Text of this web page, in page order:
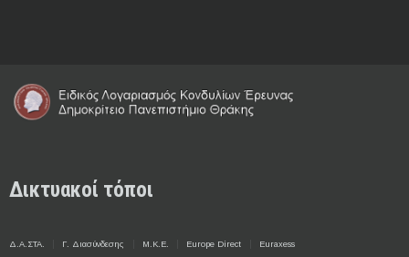
Δικτυακοί τόποι
Δ.Α.ΣΤΑ. Γ. Διασύνδεσης Μ.Κ.Ε. Europe Direct Euraxess